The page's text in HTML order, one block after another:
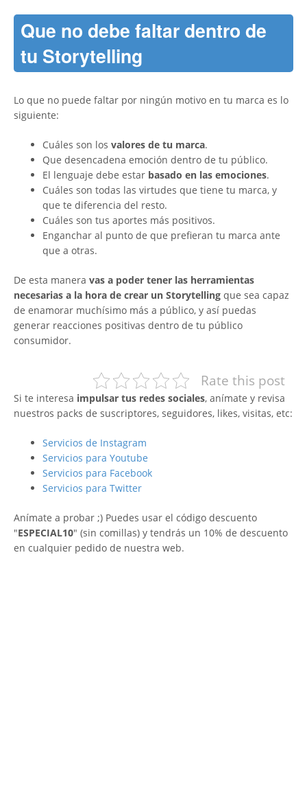
Que no debe faltar dentro de
tu Storytelling
Lo que no puede faltar por ningún motivo en tu marca es lo
siguiente:
Cuáles son los valores de tu marca.
Que desencadena emoción dentro de tu público.
El lenguaje debe estar basado en las emociones.
Cuáles son todas las virtudes que tiene tu marca, y
que te diferencia del resto.
Cuáles son tus aportes más positivos.
Enganchar al punto de que prefieran tu marca ante
que a otras.
De esta manera vas a poder tener las herramientas
necesarias a la hora de crear un Storytelling que sea capaz
de enamorar muchísimo más a público, y así puedas
generar reacciones positivas dentro de tu público
consumidor.
Rate this post
Si te interesa impulsar tus redes sociales, anímate y revisa
nuestros packs de suscriptores, seguidores, likes, visitas, etc:
Servicios de Instagram
Servicios para Youtube
Servicios para Facebook
Servicios para Twitter
Anímate a probar ;) Puedes usar el código descuento
"ESPECIAL10" (sin comillas) y tendrás un 10% de descuento
en cualquier pedido de nuestra web.